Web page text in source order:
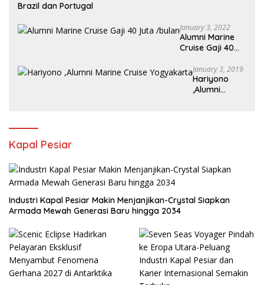
Brazil dan Portugal
January 3, 2022
Alumni Marine
Cruise Gaji 40
January 3, 2019
Hariyono
,Alumni
Kapal Pesiar
Industri Kapal Pesiar Makin Menjanjikan-Crystal Siapkan
Armada Mewah Generasi Baru hingga 2034